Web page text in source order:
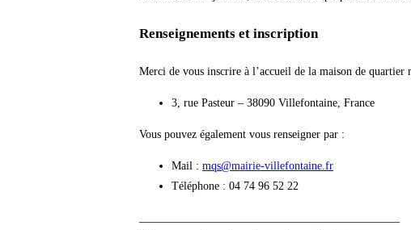
Renseignements et inscription
Merci de vous inscrire à l’accueil de la maison de
3, rue Pasteur – 38090 Villefontaine, France
Vous pouvez également vous renseigner par :
Mail : mqs@mairie-villefontaine.fr
Téléphone : 04 74 96 52 22